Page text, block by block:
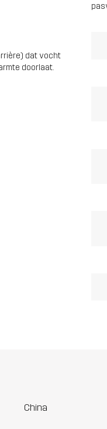
dat vocht
doorlaat.
China